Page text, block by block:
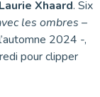
Laurie Xhaard. Six
les ombres –
2024 -,
pour clipper